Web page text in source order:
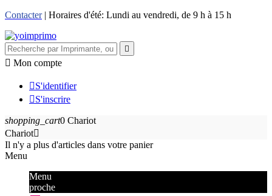
Contacter| Horaires d'été: Lundi au vendredi, de 9 h à 15 h

 Mon compte
S'identifier
S'inscrire
shopping_cart0 Chariot
Chariot
Il n'y a plus d'articles dans votre panier
Menu
Menu
proche